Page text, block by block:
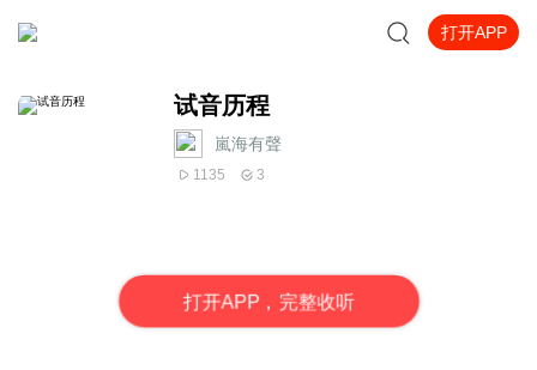
打开APP
试音历程
嵐海有聲
1135 3
打开APP，完整收听